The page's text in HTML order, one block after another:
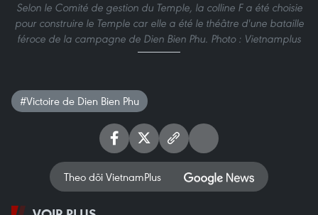
Selon le Comité de gestion du Temple, la colline F a été choisie
pour construire le Temple car elle a été le théâtre d'une bataille
féroce de la campagne de Dien Bien Phu. Photo : Vietnamplus
#Victoire de Dien Bien Phu
Theo dõi VietnamPlus